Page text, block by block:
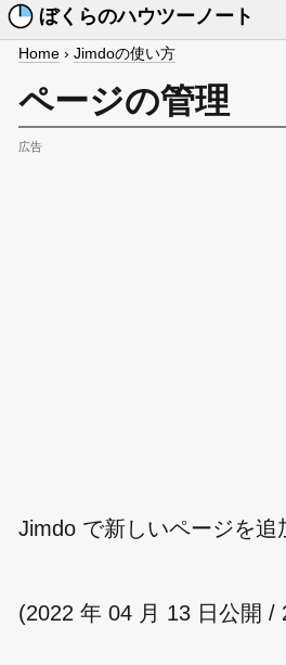
ぼくらのハウツーノート
Home › Jimdoの使い方
ページの管理
広告
Jimdo で新しいページを追
(2022 年 04 月 13 日公開 /